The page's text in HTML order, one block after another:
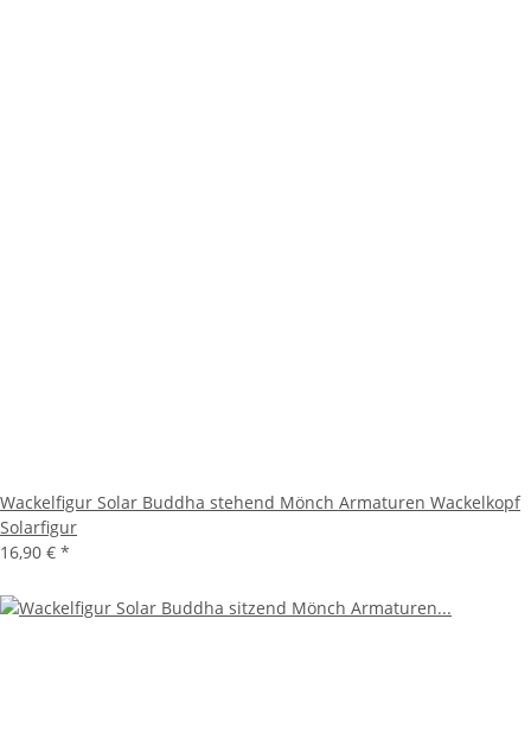
Wackelfigur Solar Buddha stehend Mönch Armaturen Wackelkopf
Solarfigur
16,90 € *